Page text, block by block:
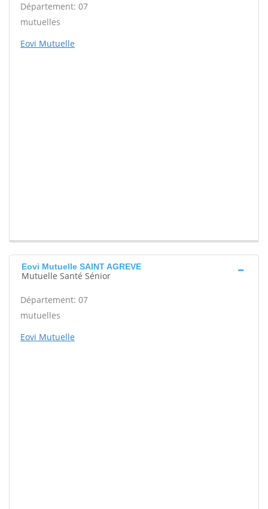
Département: 07
mutuelles
Eovi Mutuelle
Eovi Mutuelle SAINT AGREVE
Mutuelle Santé Sénior
Département: 07
mutuelles
Eovi Mutuelle